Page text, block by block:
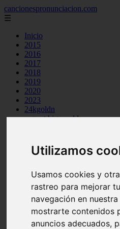
Utilizamos
Usamos cookies y
rastreo para mejorar
navegación en
mostrarte contenidos
anuncios adecuados,
cancionespronunciacion.com
☰
Inicio
2015
2016
2017
2018
2019
2020
2023
24kgoldn
a great big world
aimee carty
ajr
anne marie
aretha franklin
ariana grande
ashe
atb